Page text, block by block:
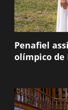
Penafiel
olímpico de